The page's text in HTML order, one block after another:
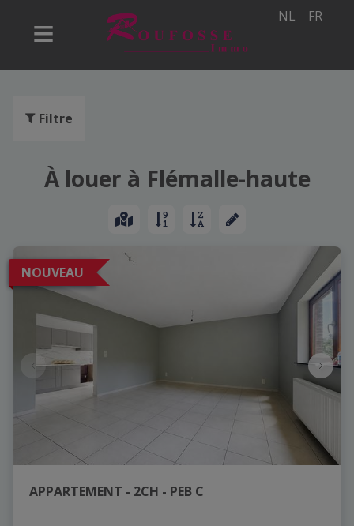
NL FR
Filtre
À louer à Flémalle-haute
NOUVEAU
APPARTEMENT - 2CH - PEB C